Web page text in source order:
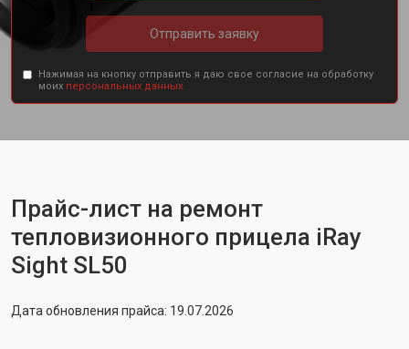
Отправить заявку
Нажимая на кнопку отправить я даю свое согласие на обработку
моих персональных данных.
Прайс-лист на ремонт
тепловизионного прицела iRay
Sight SL50
Дата обновления прайса: 19.07.2026